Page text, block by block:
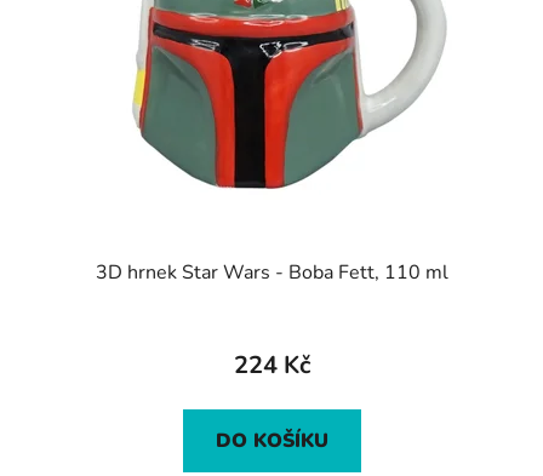
3D hrnek Star Wars - Boba Fett, 110 ml
224 Kč
DO KOŠÍKU